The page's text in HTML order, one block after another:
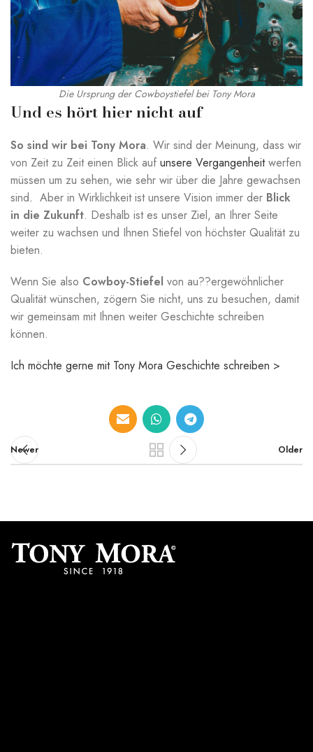
Die Ursprung der Cowboystiefel bei Tony Mora
Und es hört hier nicht auf
So sind wir bei Tony Mora. Wir sind der Meinung, dass wir
von Zeit zu Zeit einen Blick auf unsere Vergangenheitwerfen
müssen um zu sehen, wie sehr wir über die Jahre gewachsen
sind. Aber in Wirklichkeit ist unsere Vision immer der Blick
in die Zukunft. Deshalb ist es unser Ziel, an Ihrer Seite
weiter zu wachsen und Ihnen Stiefel von höchster Qualität zu
bieten.
Wenn Sie also Cowboy-Stiefel von au??ergewöhnlicher
Qualität wünschen, zögern Sie nicht, uns zu besuchen, damit
wir gemeinsam mit Ihnen weiter Geschichte schreiben
können.
Ich möchte gerne mit Tony Mora Geschichte schreiben >
Newer Older